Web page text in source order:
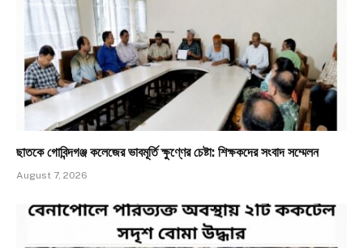
ছাতকে গোবিন্দগঞ্জ কলেজের ভাবমূর্তি ক্ষুণ্ণের চেষ্টা: শিক্ষকদের সংবাদ সম্মেলন
August 7, 2026